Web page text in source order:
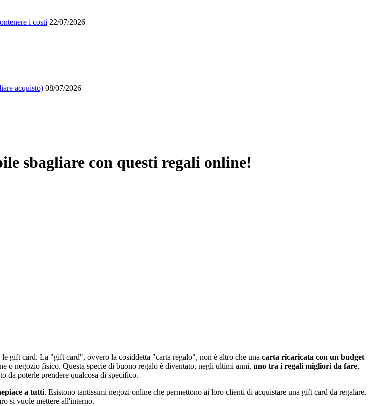
i costi 22/07/2026
acquisto) 08/07/2026
sbagliare con questi regali online!
gift card. La "gift card", ovvero la cosiddetta "carta regalo", non è altro che una carta ricaricata con un budget
o negozio fisico. Questa specie di buono regalo è diventato, negli ultimi anni, uno tra i regali migliori da fare,
da poterle prendere qualcosa di specifico.
piace a tutti. Esistono tantissimi negozi online che permettono ai loro clienti di acquistare una gift card da regalare.
si vuole mettere all'interno.